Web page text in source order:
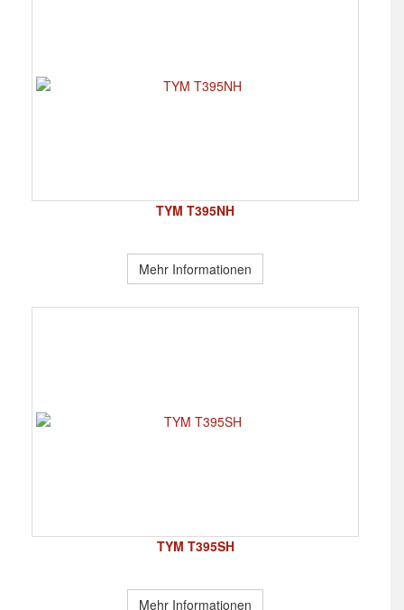
TYM T395NH
Mehr Informationen
TYM T395SH
Mehr Informationen